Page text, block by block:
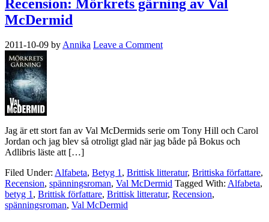
Recension: Mörkrets gärning av Val
McDermid
2011-10-09 byAnnika Leave a Comment
Jag är ett stort fan av Val McDermids serie om Tony Hill och Carol
Jordan och jag blev så otroligt glad när jag både på Bokus och
Adlibris läste att […]
Filed Under: Alfabeta, Betyg 1, Brittisk litteratur, Brittiska författare,
Recension, spänningsroman, Val McDermid Tagged With: Alfabeta,
betyg 1, Brittisk författare, Brittisk litteratur, Recension,
spänningsroman, Val McDermid